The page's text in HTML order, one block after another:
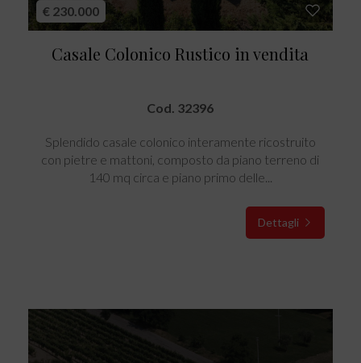
€ 230.000
Casale Colonico Rustico in vendita
Cod. 32396
Splendido casale colonico interamente ricostruito
con pietre e mattoni, composto da piano terreno di
140 mq circa e piano primo delle...
Dettagli